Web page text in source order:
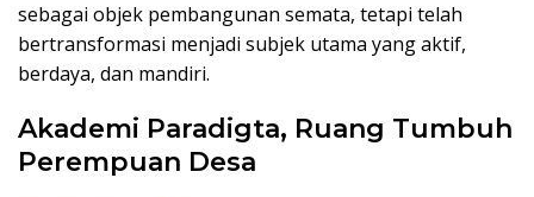
sebagai objek pembangunan semata, tetapi telah
bertransformasi menjadi subjek utama yang aktif,
berdaya, dan mandiri.
Akademi Paradigta, Ruang Tumbuh
Perempuan Desa